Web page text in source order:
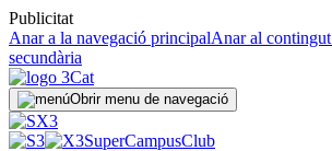
Publicitat
Anar a la navegació principalAnar al contingut
secundària
Obrir menu de navegació
SuperCampusClub